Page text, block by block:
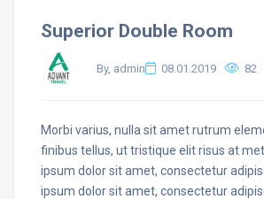
Superior Double Room
By, admin 08.01.2019 82
Morbi varius, nulla sit amet rutrum
finibus tellus, ut tristique elit risus at
ipsum dolor sit amet, consectetur
ipsum dolor sit amet, consectetur